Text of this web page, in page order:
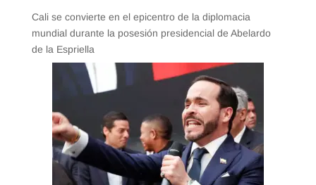
Cali se convierte en el epicentro de la diplomacia
mundial durante la posesión presidencial de Abelardo
de la Espriella